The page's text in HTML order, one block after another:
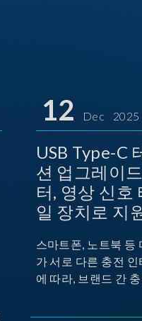
12 Dec 2025
USB Type-C
션 업그레이
터, 영상 신호
일 장치로 지
스마트폰, 노트북 등
가 서로 다른 충전
에 따라, 브랜드 간
Implementers